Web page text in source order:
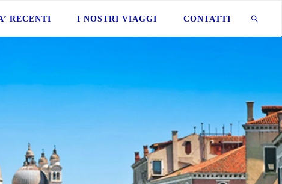
RECENTI I NOSTRI VIAGGI CONTATTI